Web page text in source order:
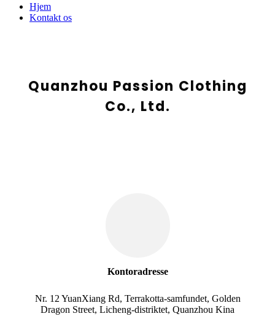
Hjem
Kontakt os
Quanzhou Passion Clothing
Co., Ltd.
Kontoradresse
Nr. 12 YuanXiang Rd, Terrakotta-samfundet, Golden
Dragon Street, Licheng-distriktet, Quanzhou Kina